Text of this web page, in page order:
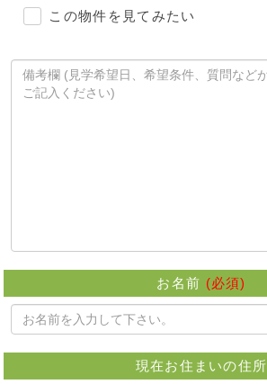
この物件を見てみたい
お名前 (必須)
現在お住まいの住所